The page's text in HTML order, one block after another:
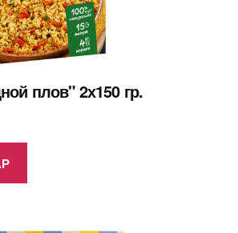
плов" 2х150 гр.